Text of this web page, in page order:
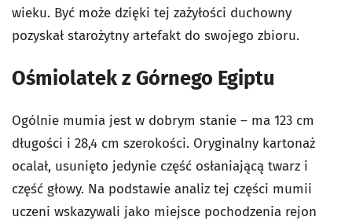
wieku. Być może dzięki tej zażyłości duchowny
pozyskał starożytny artefakt do swojego zbioru.
Ośmiolatek z Górnego Egiptu
Ogólnie mumia jest w dobrym stanie – ma 123 cm
długości i 28,4 cm szerokości. Oryginalny kartonaż
ocalał, usunięto jedynie część osłaniającą twarz i
część głowy. Na podstawie analiz tej części mumii
uczeni wskazywali jako miejsce pochodzenia rejon